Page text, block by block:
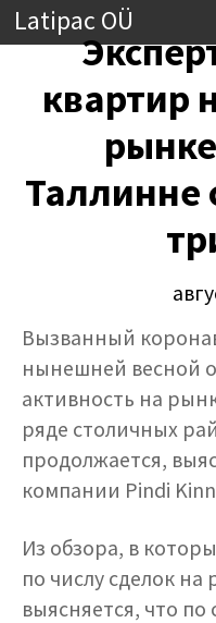
Latipac OÜ
квартир
Таллинне
Вызванный
нынешней весной
активность на
ряде столичных
продолжается,
компании Pindi
Из обзора, в
по числу сделок
выясняется, что